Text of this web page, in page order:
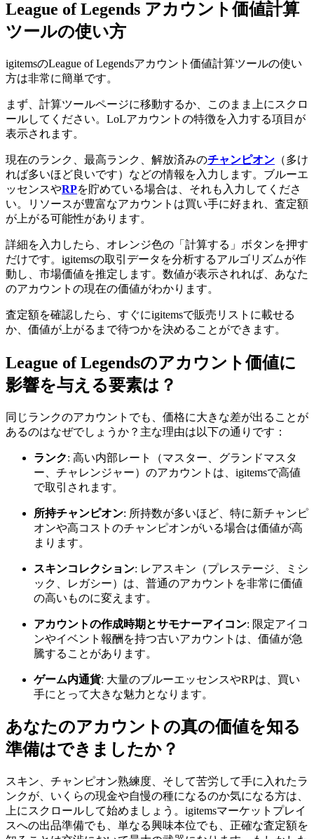
League of Legends アカウント価値計算
ツールの使い方
igitemsのLeague of Legendsアカウント価値計算ツールの使い
方は非常に簡単です。
まず、計算ツールページに移動するか、このまま上にスクロ
ールしてください。LoLアカウントの特徴を入力する項目が
表示されます。
現在のランク、最高ランク、解放済みのチャンピオン （多け
れば多いほど良いです）などの情報を入力します。ブルーエ
ッセンスやRPを貯めている場合は、それも入力してくださ
い。リソースが豊富なアカウントは買い手に好まれ、査定額
が上がる可能性があります。
詳細を入力したら、オレンジ色の「計算する」ボタンを押す
だけです。igitemsの取引データを分析するアルゴリズムが作
動し、市場価値を推定します。数値が表示されれば、あなた
のアカウントの現在の価値がわかります。
査定額を確認したら、すぐにigitemsで販売リストに載せる
か、価値が上がるまで待つかを決めることができます。
League of Legendsのアカウント価値に
影響を与える要素は？
同じランクのアカウントでも、価格に大きな差が出ることが
あるのはなぜでしょうか？主な理由は以下の通りです：
ランク: 高い内部レート（マスター、グランドマスタ
ー、チャレンジャー）のアカウントは、igitemsで高値
で取引されます。
所持チャンピオン: 所持数が多いほど、特に新チャンピ
オンや高コストのチャンピオンがいる場合は価値が高
まります。
スキンコレクション: レアスキン（プレステージ、ミシ
ック、レガシー）は、普通のアカウントを非常に価値
の高いものに変えます。
アカウントの作成時期とサモナーアイコン: 限定アイコ
ンやイベント報酬を持つ古いアカウントは、価値が急
騰することがあります。
ゲーム内通貨: 大量のブルーエッセンスやRPは、買い
手にとって大きな魅力となります。
あなたのアカウントの真の価値を知る
準備はできましたか？
スキン、チャンピオン熟練度、そして苦労して手に入れたラ
ンクが、いくらの現金や自慢の種になるのか気になる方は、
上にスクロールして始めましょう。igitemsマーケットプレイ
スへの出品準備でも、単なる興味本位でも、正確な査定額を